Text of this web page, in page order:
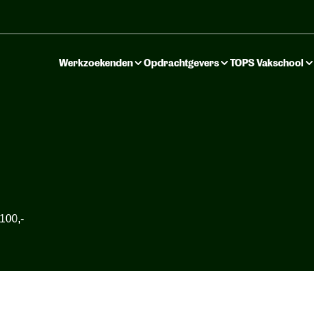
Werkzoekenden Opdrachtgevers TOPS Vakschool